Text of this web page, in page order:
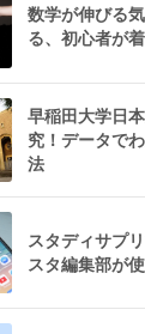
数学が伸びる
る、初心者が
早稲田大学日
究！データで
法
スタディサプ
スタ編集部が